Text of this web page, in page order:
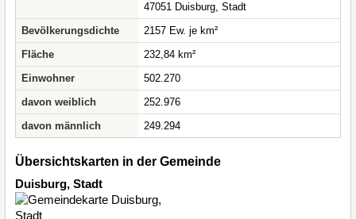
47051 Duisburg, Stadt
Bevölkerungsdichte
2157 Ew. je km²
Fläche
232,84 km²
Einwohner
502.270
davon weiblich
252.976
davon männlich
249.294
Übersichtskarten in der Gemeinde
Duisburg, Stadt